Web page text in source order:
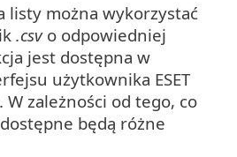
listy można wykorzystać
.csvo odpowiedniej
jest dostępna w
użytkownika ESET
W zależności od tego, co
będą różne